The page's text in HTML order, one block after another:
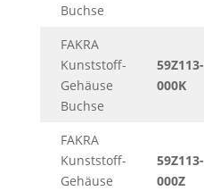
Buchse
FAKRA
Kunststoff-
Gehäuse
Buchse
59Z113-
000K
FAKRA
Kunststoff-
Gehäuse
59Z113-
000Z